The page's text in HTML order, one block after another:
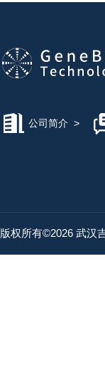
公司简介 >
版权所有©2026 武汉